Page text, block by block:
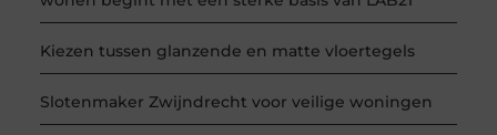
Kiezen tussen glanzende en matte vloertegels
Slotenmaker Zwijndrecht voor veilige woningen